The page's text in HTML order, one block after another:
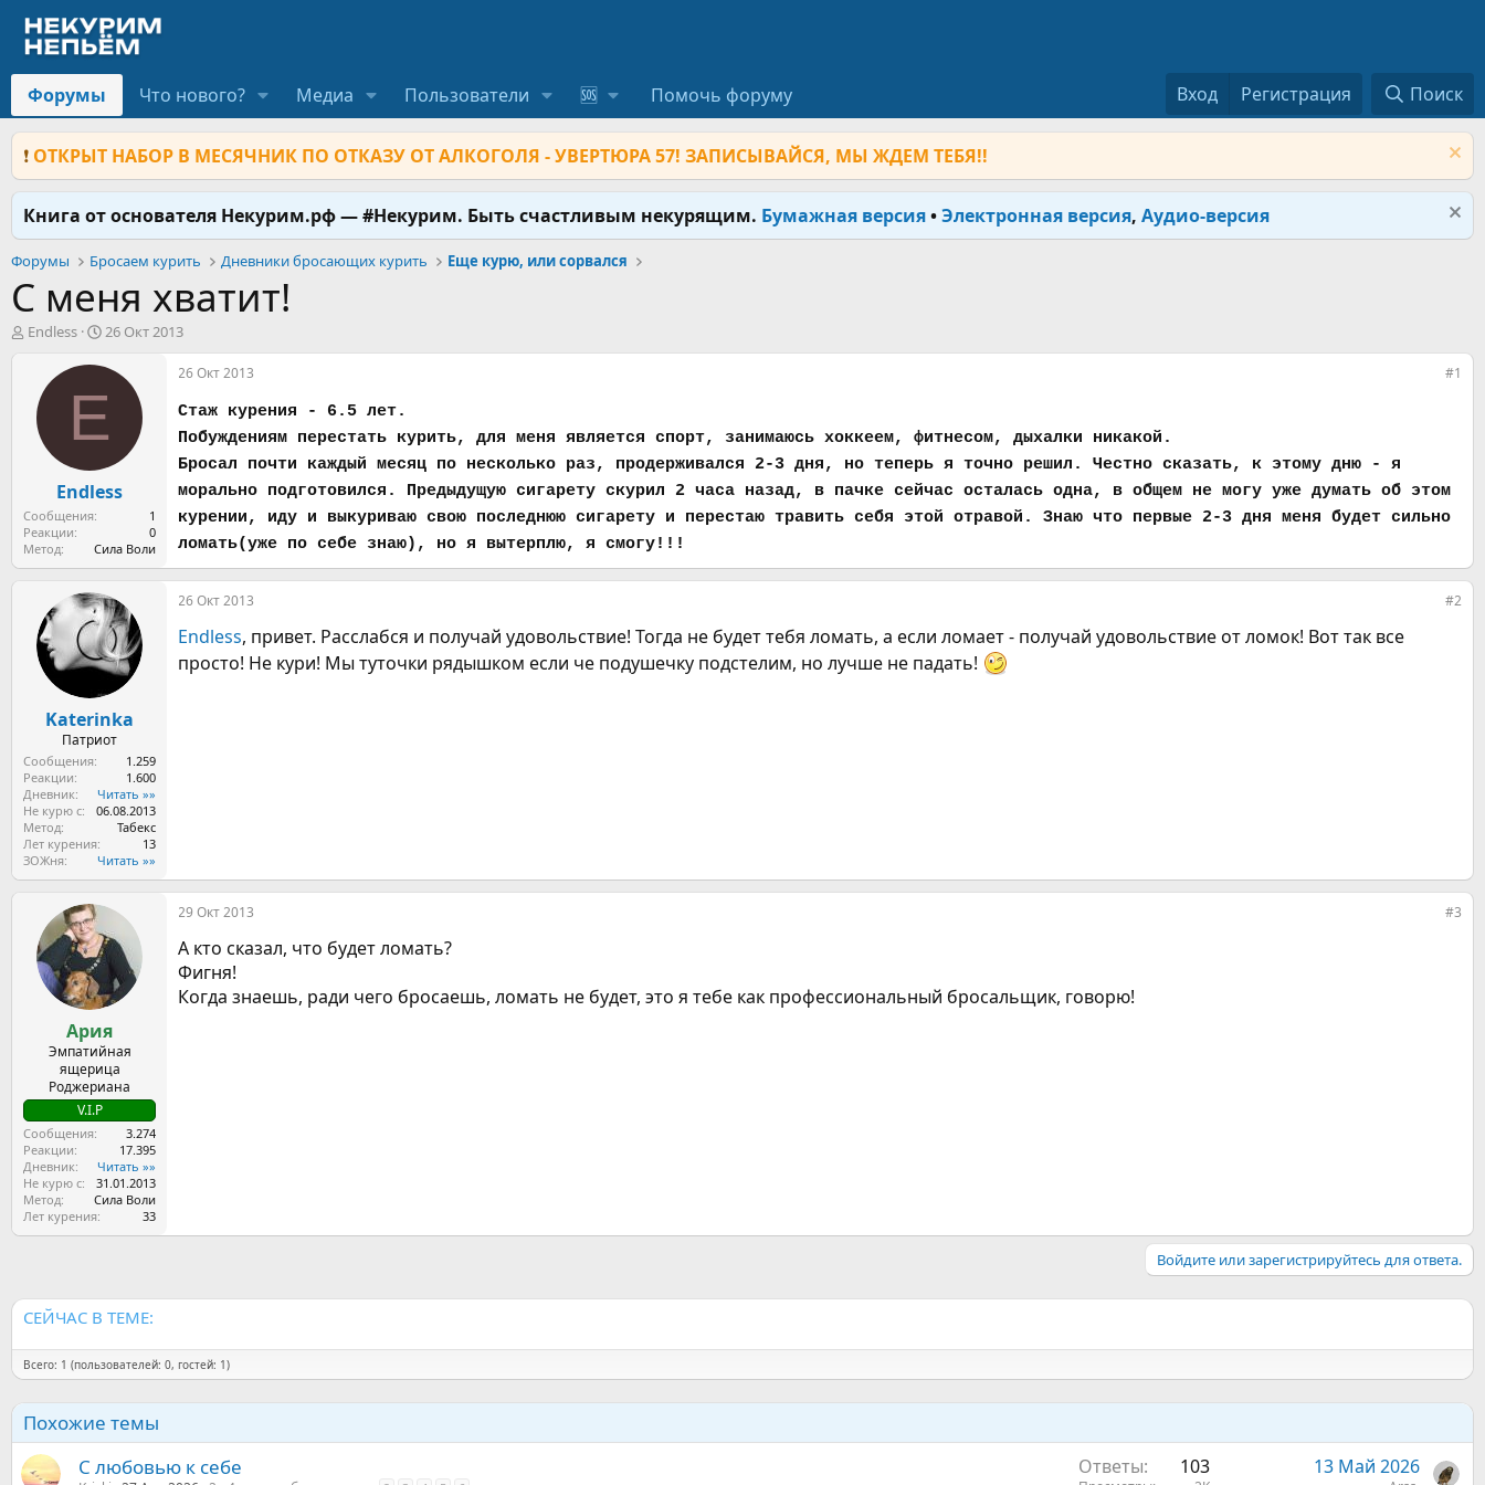
Форумы Что нового? Медиа Пользователи 🆘 Помочь форуму Вход Регистрация Поиск
❗ ОТКРЫТ НАБОР В МЕСЯЧНИК ПО ОТКАЗУ ОТ АЛКОГОЛЯ - УВЕРТЮРА 57! ЗАПИСЫВАЙСЯ, МЫ ЖДЕМ ТЕБЯ!!
Книга от основателя Некурим.рф — #Некурим. Быть счастливым некурящим. Бумажная версия•Электронная версия, Аудио-версия
Форумы Бросаем курить Дневники бросающих курить Еще курю, или сорвался
С меня хватит!
А
Endless
Д
т
н
а
а
л
26 Окт 2013
E
Endless
Сообщения
1
Реакции
0
Метод
Сила Воли
26 Окт 2013 #1
Стаж курения - 6.5 лет.
Побуждениям перестать курить, для меня является спорт, занимаюсь хоккеем, фитнесом, дыхалки никакой.
Бросал почти каждый месяц по несколько раз, продерживался 2-3 дня, но теперь я точно решил. Честно сказать, к этому дню - я
морально подготовился. Предыдущую сигарету скурил 2 часа назад, в пачке сейчас осталась одна, в общем не могу уже думать об этом
курении, иду и выкуриваю свою последнюю сигарету и перестаю травить себя этой отравой. Знаю что первые 2-3 дня меня будет сильно
ломать(уже по себе знаю), но я вытерплю, я смогу!!!
Katerinka
Патриот
Сообщения
1.259
Реакции
1.600
Дневник
Читать »»
Не курю с
06.08.2013
Метод
Табекс
Лет курения
13
ЗОЖня
Читать »»
26 Окт 2013 #2
Endless, привет. Расслабся и получай удовольствие! Тогда не будет тебя ломать, а если ломает - получай удовольствие от ломок! Вот так все
просто! Не кури! Мы туточки рядышком если че подушечку подстелим, но лучше не падать!
Ария
Эмпатийная
ящерица
Роджериана
V.I.P
Сообщения
3.274
Реакции
17.395
Дневник
Читать »»
Не курю с
31.01.2013
Метод
Сила Воли
Лет курения
33
29 Окт 2013 #3
А кто сказал, что будет ломать?
Фигня!
Когда знаешь, ради чего бросаешь, ломать не будет, это я тебе как профессиональный бросальщик, говорю!
Войдите или зарегистрируйтесь для ответа.
СЕЙЧАС В ТЕМЕ:
Всего: 1 (пользователей: 0, гостей: 1)
Похожие темы
С любовью к себе
Ответы 103 13 Май 2026